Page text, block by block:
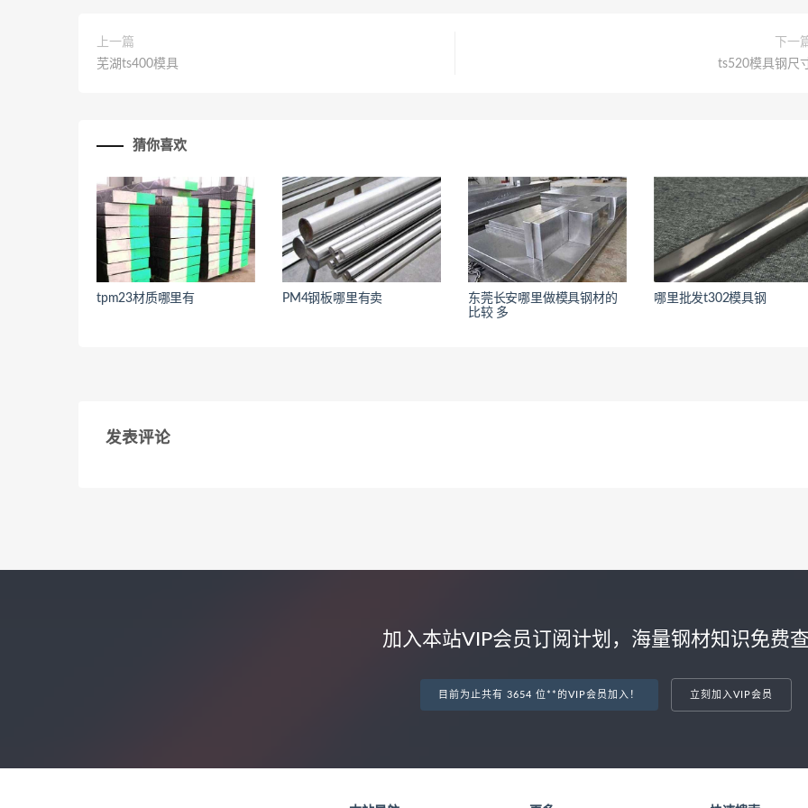
上一篇
芜湖ts400模具
下一
ts520模具钢尺
猜你喜欢
<
tpm23材质哪里有
<
PM4钢板哪里有卖
<
东莞长安哪里做模具钢材的
比较 多
<
哪里批发t302模具钢
发表评论
加入本站VIP会员订阅计划，海量钢材知识免费
目前为止共有 3654 位**的VIP会员加入！ 立刻加入VIP会员